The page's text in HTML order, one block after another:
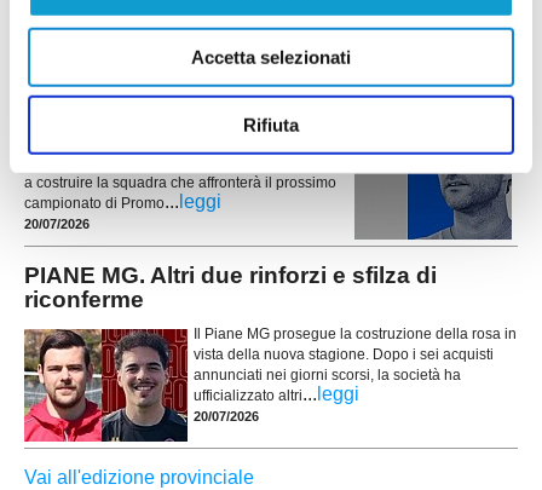
Accetta selezionati
Rifiuta
"Ripartiamo con idee chiare"
Ripartire da zero, puntando sui giovani del
territorio e su un forte senso di appartenenza. È
a costruire la squadra che affronterà il prossimo
campionato di Promo... leggi
20/07/2026
PIANE MG. Altri due rinforzi e sfilza di
riconferme
Il Piane MG prosegue la costruzione della rosa in
vista della nuova stagione. Dopo i sei acquisti
annunciati nei giorni scorsi, la società ha
ufficializzato altri... leggi
20/07/2026
Vai all'edizione provinciale